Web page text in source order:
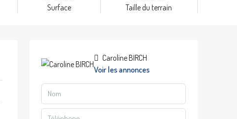
Surface
Taille du terrain
Caroline BIRCH
Voir les annonces